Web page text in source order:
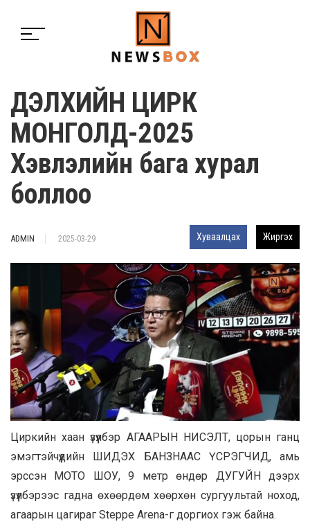
ДЭЛХИЙН ЦИРК
МОНГОЛД-2025
Хэвлэлийн бага хурал
боллоо
ADMIN 2025-03-29 Хуваалцах Жиргэх
Циркийн хаан үзүүлбэр АГААРЫН НИСЭЛТ, цорын ганц
эмэгтэйчүүдийн ШИДЭХ БАНЗНААС ҮСРЭГЧИД, амь
эрссэн МОТО ШОУ, 9 метр өндөр ДУГУЙН дээрх
үзүүлбэрээс гадна өхөөрдөм хөөрхөн сургуультай ноход,
агаарын цагираг Steppe Arena-г доргиох гэж байна.